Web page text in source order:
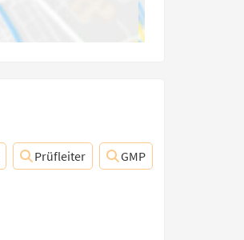
Prüfleiter GMP